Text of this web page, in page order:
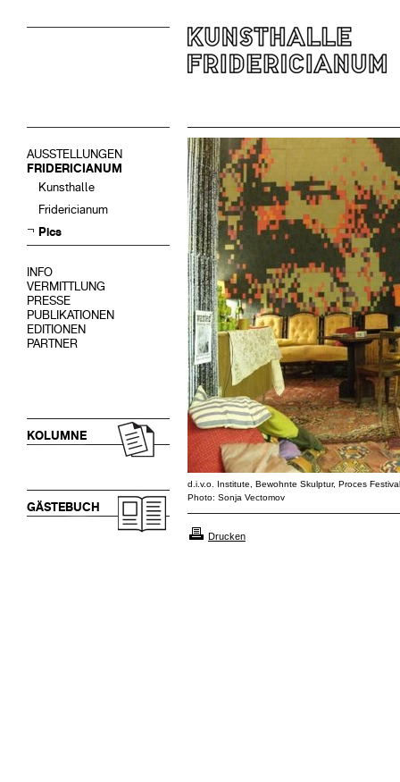
AUSSTELLUNGEN
FRIDERICIANUM
Kunsthalle
Fridericianum
Pics
INFO
VERMITTLUNG
PRESSE
PUBLIKATIONEN
EDITIONEN
PARTNER
KOLUMNE
GÄSTEBUCH
d.i.v.o. Institute, Bewohnte Skulptur, Proces
Photo: Sonja Vectomov
Drucken